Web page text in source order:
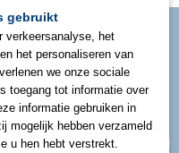
UW WINKELWAGEN
gebruikt
verkeersanalyse, het
het personaliseren van
we onze sociale
toegang tot informatie over
informatie gebruiken in
mogelijk hebben verzameld
u hen hebt verstrekt.